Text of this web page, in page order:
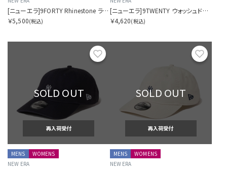
[ニューエラ]9FORTY Rhinestone ラインストーン ニューヨーク・ヤンキース ブラック
￥5,500(税込)
[ニューエラ]9TWENTY ウォッシュドコットン ミニロゴ Mini Logo ニューヨーク・ヤンキース ピンク/ホワイト
￥4,620(税込)
お気に入り
SOLD OUT
再入荷受付
MENS
WOMENS
NEW ERA
SOLD OUT
再入荷受付
MENS
WOMENS
NEW ERA